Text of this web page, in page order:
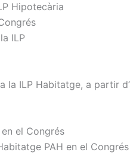
Hipotecària
ILP
la ILP Habitatge, a partir
el Congrés
PAH en el Congrés